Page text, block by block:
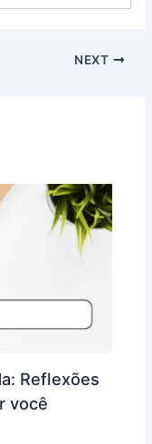
NEXT
Reflexões
você